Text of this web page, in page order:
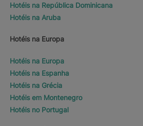
Hotéis na República Dominicana
Hotéis na Aruba
Hotéis na Europa
Hotéis na Europa
Hotéis na Espanha
Hotéis na Grécia
Hotéis em Montenegro
Hotéis no Portugal